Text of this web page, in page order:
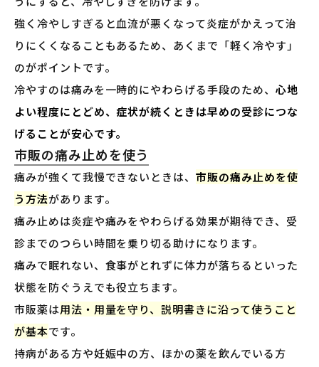
強く冷やしすぎると血流が悪くなって炎症がかえって治
りにくくなることもあるため、あくまで「軽く冷やす」
のがポイントです。
冷やすのは痛みを一時的にやわらげる手段のため、 心地
よい程度にとどめ、症状が続くときは早めの受診につな
げることが安心です。
市販の痛み止めを使う
痛みが強くて我慢できないときは、 市販の痛み止めを使
う方法があります。
痛み止めは炎症や痛みをやわらげる効果が期待でき、受
診までのつらい時間を乗り切る助けになります。
痛みで眠れない、食事がとれずに体力が落ちるといった
状態を防ぐうえでも役立ちます。
市販薬は用法・用量を守り、説明書きに沿って使うこと
が基本です。
持病がある方や妊娠中の方、ほかの薬を飲んでいる方